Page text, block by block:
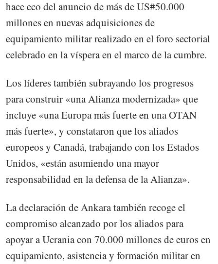
hace eco del anuncio de más de US#50.000
millones en nuevas adquisiciones de
equipamiento militar realizado en el foro sectorial
celebrado en la víspera en el marco de la cumbre.
Los líderes también subrayando los progresos
para construir «una Alianza modernizada» que
incluye «una Europa más fuerte en una OTAN
más fuerte», y constataron que los aliados
europeos y Canadá, trabajando con los Estados
Unidos, «están asumiendo una mayor
responsabilidad en la defensa de la Alianza».
La declaración de Ankara también recoge el
compromiso alcanzado por los aliados para
apoyar a Ucrania con 70.000 millones de euros en
equipamiento, asistencia y formación militar en